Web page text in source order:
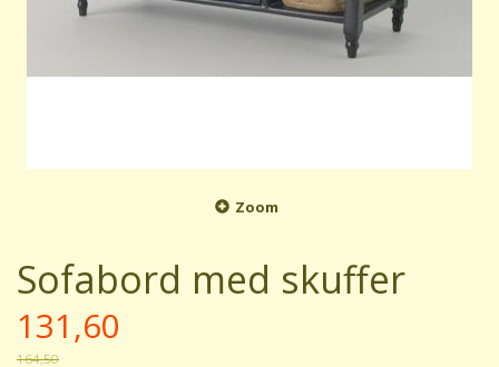
Zoom
Sofabord med skuffer
131,60
164,50